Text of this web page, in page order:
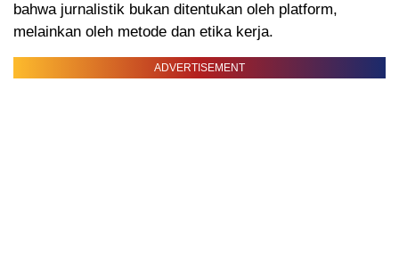
bahwa jurnalistik bukan ditentukan oleh platform,
melainkan oleh metode dan etika kerja.
ADVERTISEMENT